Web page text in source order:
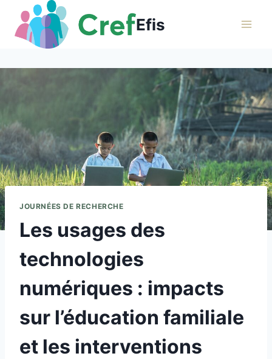
contenu
Efis
JOURNÉES DE RECHERCHE
Les usages des
technologies
numériques : impacts
sur l’éducation familiale
et les interventions